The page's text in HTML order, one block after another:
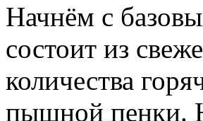
Начнём с
состоит из
количества
пышной пенки.